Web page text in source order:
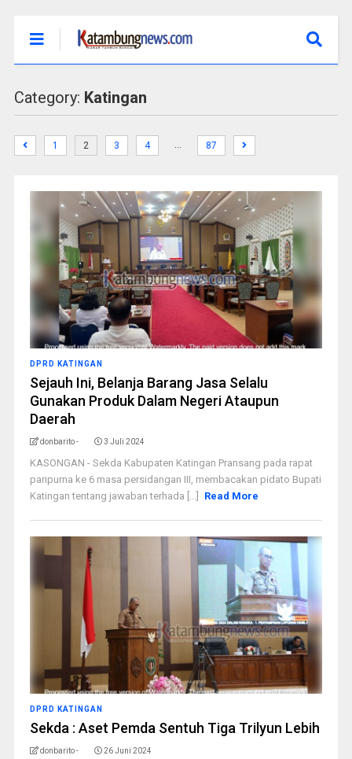
Category: Katingan
1 2 3 4 … 87
DPRD KATINGAN
Sejauh Ini, Belanja Barang Jasa Selalu
Gunakan Produk Dalam Negeri Ataupun
Daerah
donbarito - 3 Juli 2024
KASONGAN - Sekda Kabupaten Katingan Pransang pada rapat
paripurna ke 6 masa persidangan III, membacakan pidato Bupati
Katingan tentang jawaban terhada [...]
Read More
DPRD KATINGAN
Sekda : Aset Pemda Sentuh Tiga Trilyun Lebih
donbarito - 26 Juni 2024